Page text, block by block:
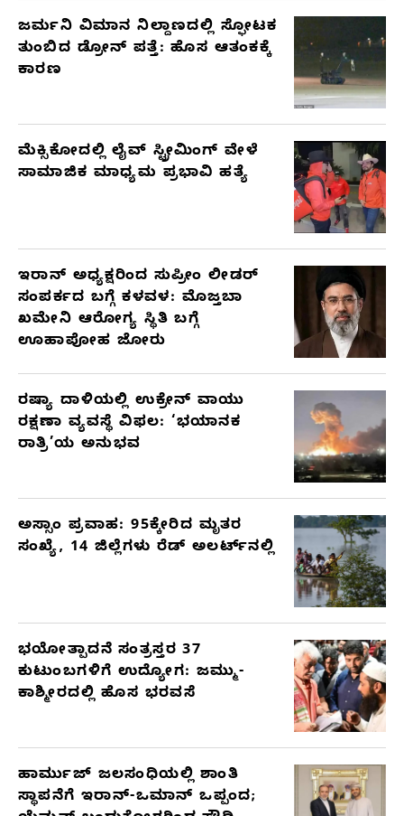
ಜರ್ಮನಿ ವಿಮಾನ ನಿಲ್ದಾಣದಲ್ಲಿ ಸ್ಫೋಟಕ
ತುಂಬಿದ ಡ್ರೋನ್ ಪತ್ತೆ: ಹೊಸ ಆತಂಕಕ್ಕೆ
ಕಾರಣ
ಮೆಕ್ಸಿಕೋದಲ್ಲಿ ಲೈವ್ ಸ್ಟ್ರೀಮಿಂಗ್ ವೇಳೆ
ಸಾಮಾಜಿಕ ಮಾಧ್ಯಮ ಪ್ರಭಾವಿ ಹತ್ಯೆ
ಇರಾನ್ ಅಧ್ಯಕ್ಷರಿಂದ ಸುಪ್ರೀಂ ಲೀಡರ್
ಸಂಪರ್ಕದ ಬಗ್ಗೆ ಕಳವಳ: ಮೊಜ್ತಬಾ
ಖಮೇನಿ ಆರೋಗ್ಯ ಸ್ಥಿತಿ ಬಗ್ಗೆ
ಊಹಾಪೋಹ ಜೋರು
ರಷ್ಯಾ ದಾಳಿಯಲ್ಲಿ ಉಕ್ರೇನ್ ವಾಯು
ರಕ್ಷಣಾ ವ್ಯವಸ್ಥೆ ವಿಫಲ: ‘ಭಯಾನಕ
ರಾತ್ರಿ’ಯ ಅನುಭವ
ಅಸ್ಸಾಂ ಪ್ರವಾಹ: 95ಕ್ಕೇರಿದ ಮೃತರ
ಸಂಖ್ಯೆ, 14 ಜಿಲ್ಲೆಗಳು ರೆಡ್ ಅಲರ್ಟ್‌ನಲ್ಲಿ
ಭಯೋತ್ಪಾದನೆ ಸಂತ್ರಸ್ತರ 37
ಕುಟುಂಬಗಳಿಗೆ ಉದ್ಯೋಗ: ಜಮ್ಮು-
ಕಾಶ್ಮೀರದಲ್ಲಿ ಹೊಸ ಭರವಸೆ
ಹಾರ್ಮುಜ್ ಜಲಸಂಧಿಯಲ್ಲಿ ಶಾಂತಿ
ಸ್ಥಾಪನೆಗೆ ಇರಾನ್-ಒಮಾನ್ ಒಪ್ಪಂದ;